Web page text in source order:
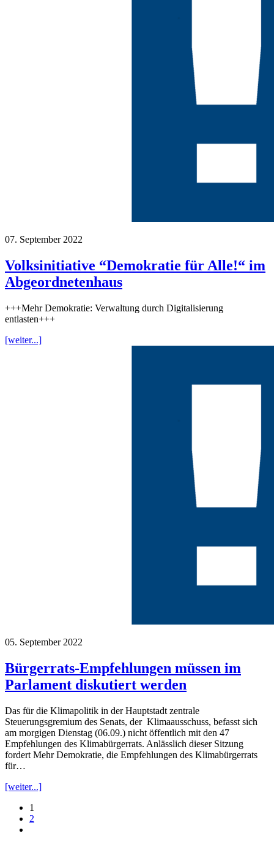
07. September 2022
Volksinitiative “Demokratie für Alle!“ im
Abgeordnetenhaus
+++Mehr Demokratie: Verwaltung durch Digitalisierung
entlasten+++
[weiter...]
05. September 2022
Bürgerrats-Empfehlungen müssen im
Parlament diskutiert werden
Das für die Klimapolitik in der Hauptstadt zentrale
Steuerungsgremium des Senats, der Klimaausschuss, befasst sich
am morgigen Dienstag (06.09.) nicht öffentlich mit den 47
Empfehlungen des Klimabürgerrats. Anlässlich dieser Sitzung
fordert Mehr Demokratie, die Empfehlungen des Klimabürgerrats
für…
[weiter...]
1
2